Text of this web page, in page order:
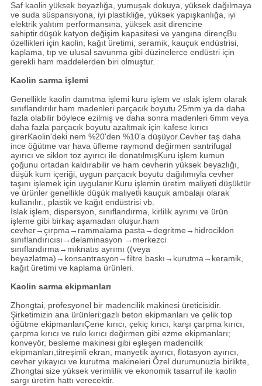
Saf kaolin yüksek beyazlığa, yumuşak dokuya, yüksek dağılmaya
ve suda süspansiyona, iyi plastikliğe, yüksek yapışkanlığa, iyi
elektrik yalıtım performansına, yüksek asit direncine
sahiptir.düşük katyon değişim kapasitesi ve yangına dirençBu
özellikleri için kaolin, kağıt üretimi, seramik, kauçuk endüstrisi,
kaplama, tıp ve ulusal savunma gibi düzinelerce endüstri için
gerekli ham maddelerden biri olmuştur.
Kaolin sarma işlemi
Genellikle kaolin damıtma işlemi kuru işlem ve ıslak işlem olarak
sınıflandırılır.ham madenleri parçacık boyutu 25mm ya da daha
fazla olabilir böylece ezilmiş ve daha sonra madenleri 6mm veya
daha fazla parçacık boyutu azaltmak için kafese kırıcı
girerKaolin'deki nem %20'den %10'a düşüyor.Cevher taş daha
ince öğütme var hava üfleme raymond değirmen santrifugal
ayırıcı ve siklon toz ayırıcı ile donatılmışKuru işlem kumun
çoğunu ortadan kaldırabilir ve ham cevherin yüksek beyazlığı,
düşük kum içeriği, uygun parçacık boyutu dağılımıyla cevher
taşını işlemek için uygulanır.Kuru işlemin üretim maliyeti düşüktür
ve ürünler genellikle düşük maliyetli kauçuk ambalajı olarak
kullanılır., plastik ve kağıt endüstrisi vb.
Islak işlem, dispersyon, sınıflandırma, kirlilik ayrımı ve ürün
işleme gibi birkaç aşamadan oluşur.ham
cevher→çırpma→rammalama pasta→degritme→hidrociklon
sınıflandırıcısı→delaminasyon →merkezci
sınıflandırma→mıknatıs ayrımı ((veya
beyazlatma)→konsantrasyon→filtre baskı→kurutma→keramik,
kağıt üretimi ve kaplama ürünleri.
Kaolin sarma ekipmanları
Zhongtai, profesyonel bir madencilik makinesi üreticisidir.
Şirketimizin ana ürünleri:gazlı beton ekipmanları ve çelik top
öğütme ekipmanlarıÇene kırıcı, çekiç kırıcı, karşı çarpma kırıcı,
çarpma kırıcı ve rulo kırıcı değirmen gibi ezme ekipmanları;
konveyör, besleme makinesi gibi eşleşen madencilik
ekipmanları,titreşimli ekran, manyetik ayırıcı, flotasyon ayırıcı,
cevher yıkayıcı ve kurutma makineleri.Özel durumunuzla birlikte,
Zhongtai size yüksek verimlilik ve ekonomik tasarruf ile kaolin
sargı üretim hattı verecektir.